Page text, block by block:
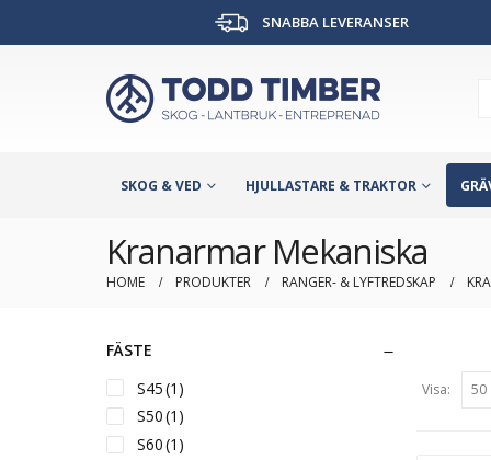
SNABBA LEVERANSER
SKOG & VED HJULLASTARE & TRAKTOR
Kranarmar Mekaniska
HOME PRODUKTER RANGER- & LYFTREDSKAP
FÄSTE
S45(1)
S50(1)
S60(1)
Visa: